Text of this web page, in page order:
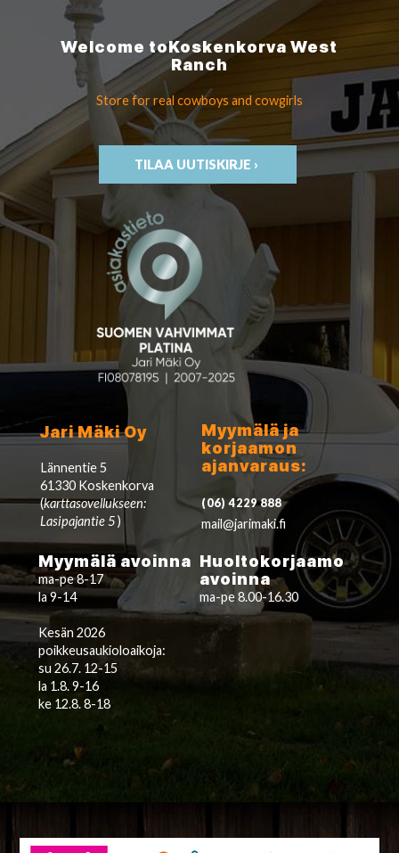
Welcome toKoskenkorvaWest
Ranch
Store for real cowboys and cowgirls
TILAA UUTISKIRJE ›
Jari Mäki Oy
Lännentie 5
61330 Koskenkorva
(karttasovellukseen:
Lasipajantie 5)
Myymälä ja
korjaamon
ajanvaraus:
(06) 4229 888
mail@jarimaki.fi
Myymälä avoinna
ma-pe 8-17
la 9-14
Kesän 2026
poikkeusaukioloaikoja:
su 26.7. 12-15
la 1.8. 9-16
ke 12.8. 8-18
Huoltokorjaamo
avoinna
ma-pe 8.00-16.30